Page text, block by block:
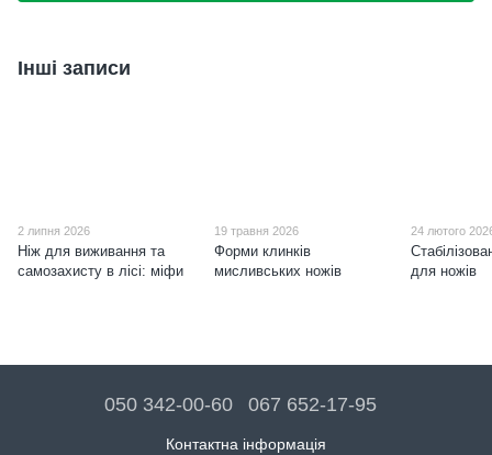
Інші записи
2 липня 2026
Ніж для виживання та
самозахисту в лісі: міфи
19 травня 2026
Форми клинків
мисливських ножів
24 лютого
для ножів
050 342-00-60 067 652-17-95
Контактна інформація